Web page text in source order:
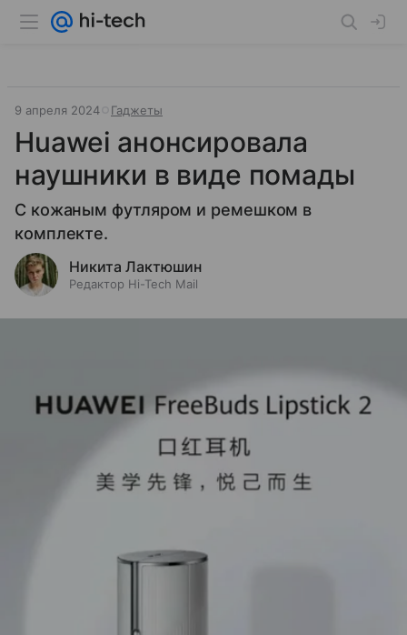
9 апреля 2024 Гаджеты
Huawei анонсировала
наушники в виде помады
С кожаным футляром и ремешком в
комплекте.
Никита Лактюшин
Редактор Hi-Tech Mail